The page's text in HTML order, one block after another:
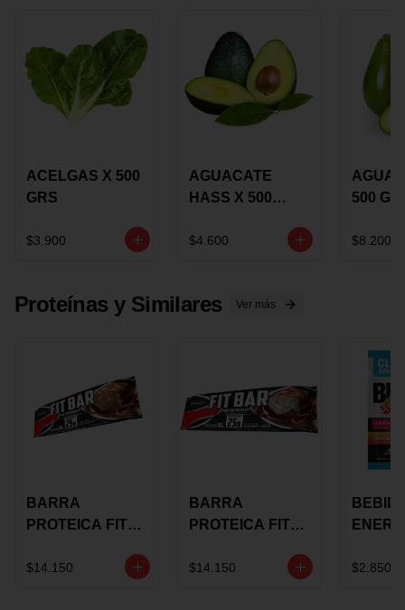
ACELGAS X 500
GRS
$3.900
AGUACATE
HASS X 500
$4.600
500
$8.200
Proteínas y Similares Ver más
BARRA
PROTEICA FIT
CHOCOLATE X
$14.150
BARRA
PROTEICA FIT
GRS
$14.150
STACK 6G
$2.850